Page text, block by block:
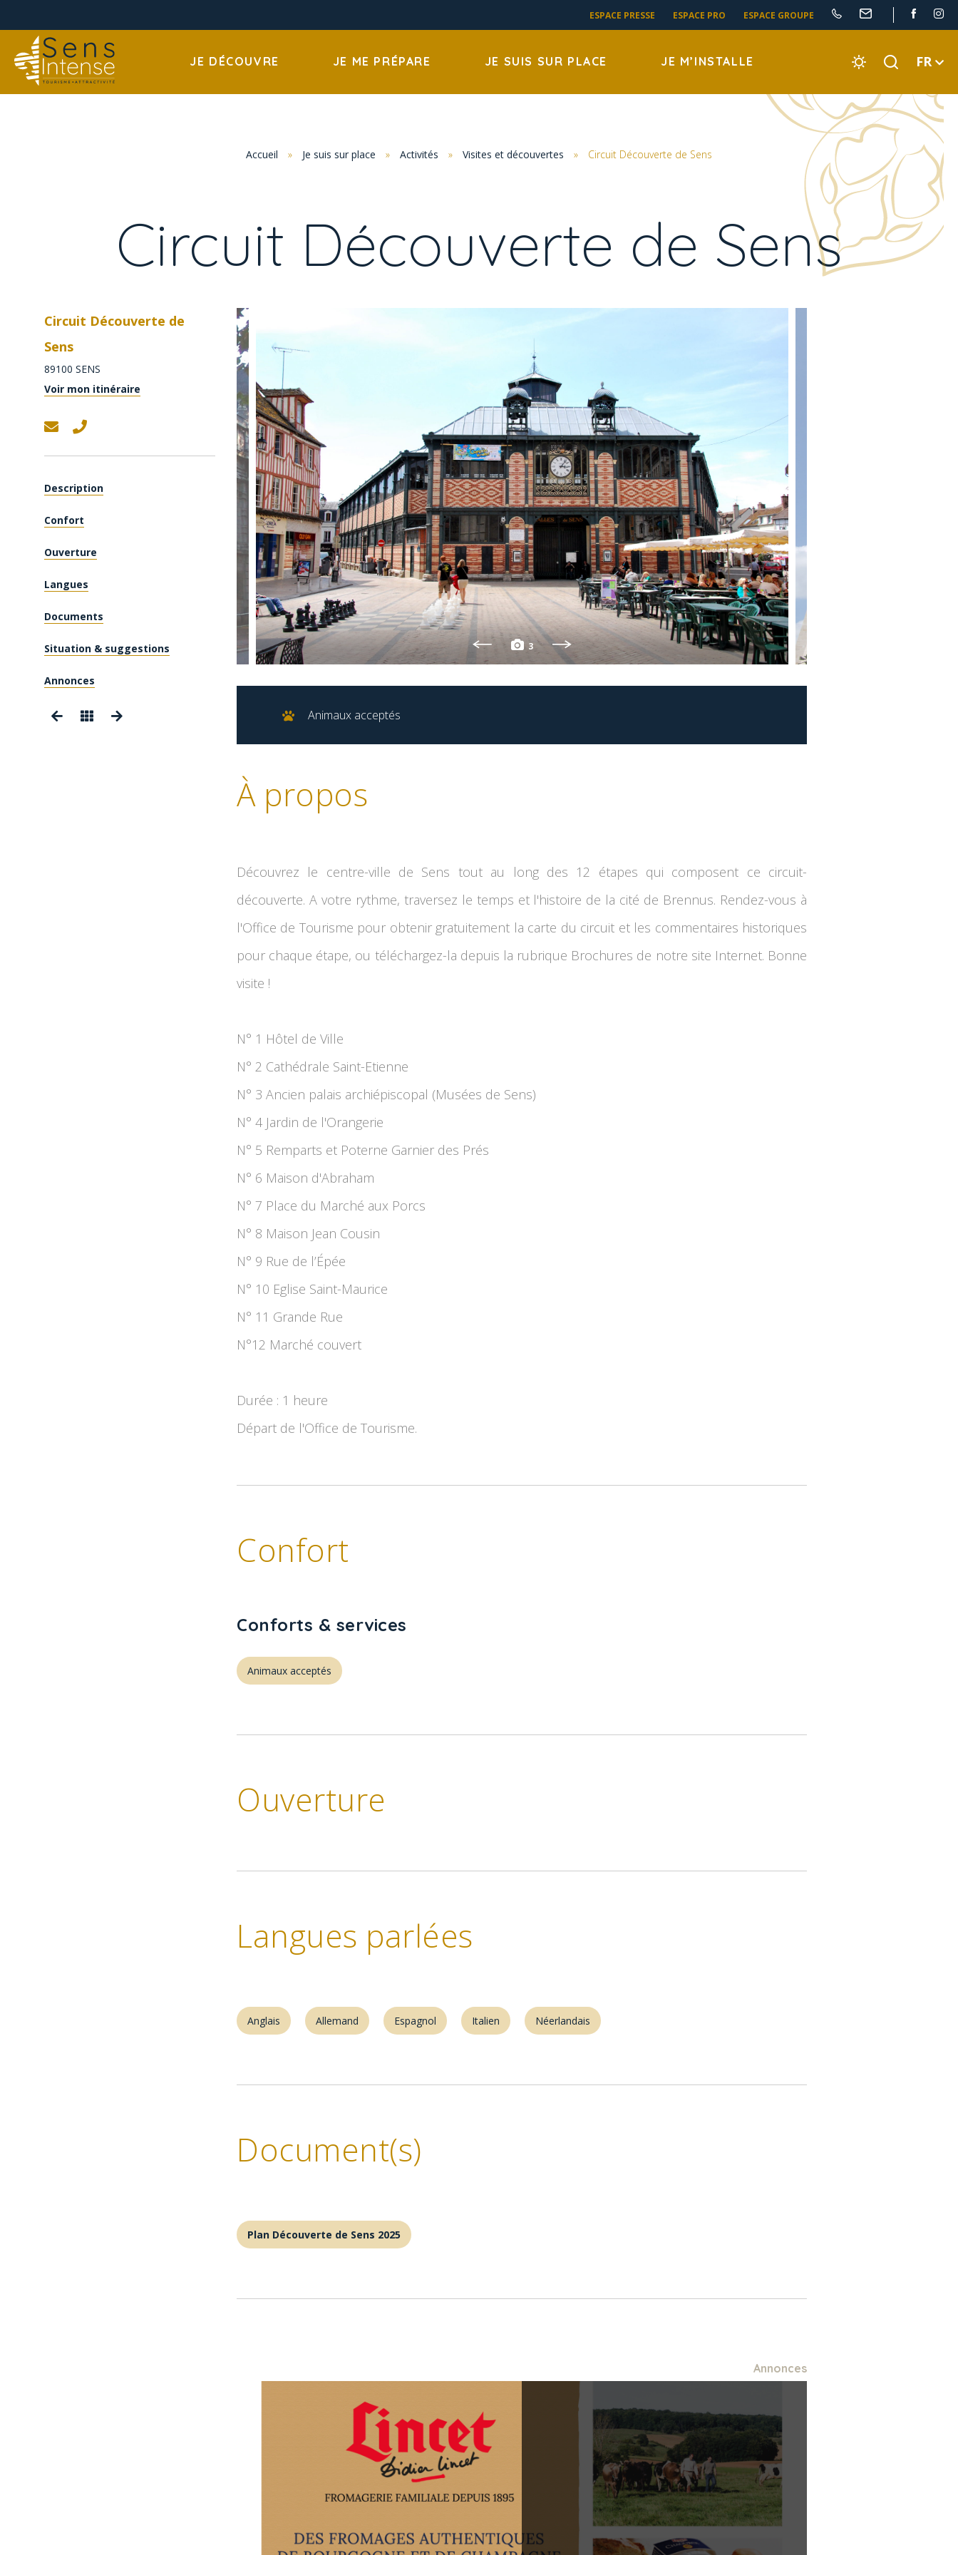
ESPACE PRESSE ESPACE PRO ESPACE GROUPE
JE DÉCOUVRE JE ME PRÉPARE JE SUIS SUR PLACE JE M’INSTALLE FR
Accueil » Je suis sur place » Activités » Visites et découvertes » Circuit Découverte de Sens
Circuit Découverte de Sens
Circuit Découverte de
Sens
89100 SENS
Voir mon itinéraire
Description
Confort
Ouverture
Langues
Documents
Situation & suggestions
Annonces
3
Animaux acceptés
À propos
Découvrez le centre-ville de Sens tout au long des 12 étapes qui composent ce circuit-
découverte. A votre rythme, traversez le temps et l'histoire de la cité de Brennus. Rendez-vous à
l'Office de Tourisme pour obtenir gratuitement la carte du circuit et les commentaires historiques
pour chaque étape, ou téléchargez-la depuis la rubrique Brochures de notre site Internet. Bonne
visite !
N° 1 Hôtel de Ville
N° 2 Cathédrale Saint-Etienne
N° 3 Ancien palais archiépiscopal (Musées de Sens)
N° 4 Jardin de l'Orangerie
N° 5 Remparts et Poterne Garnier des Prés
N° 6 Maison d'Abraham
N° 7 Place du Marché aux Porcs
N° 8 Maison Jean Cousin
N° 9 Rue de l’Épée
N° 10 Eglise Saint-Maurice
N° 11 Grande Rue
N°12 Marché couvert
Durée : 1 heure
Départ de l'Office de Tourisme.
Confort
Conforts & services
Animaux acceptés
Ouverture
Langues parlées
Anglais Allemand Espagnol Italien Néerlandais
Document(s)
Plan Découverte de Sens 2025
Annonces